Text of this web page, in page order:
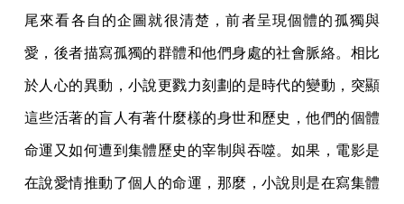
尾來看各自的企圖就很清楚，前者呈現個體的孤獨與
愛，後者描寫孤獨的群體和他們身處的社會脈絡。相比
於人心的異動，小說更戮力刻劃的是時代的變動，突顯
這些活著的盲人有著什麼樣的身世和歷史，他們的個體
命運又如何遭到集體歷史的宰制與吞噬。如果，電影是
在說愛情推動了個人的命運，那麼，小說則是在寫集體